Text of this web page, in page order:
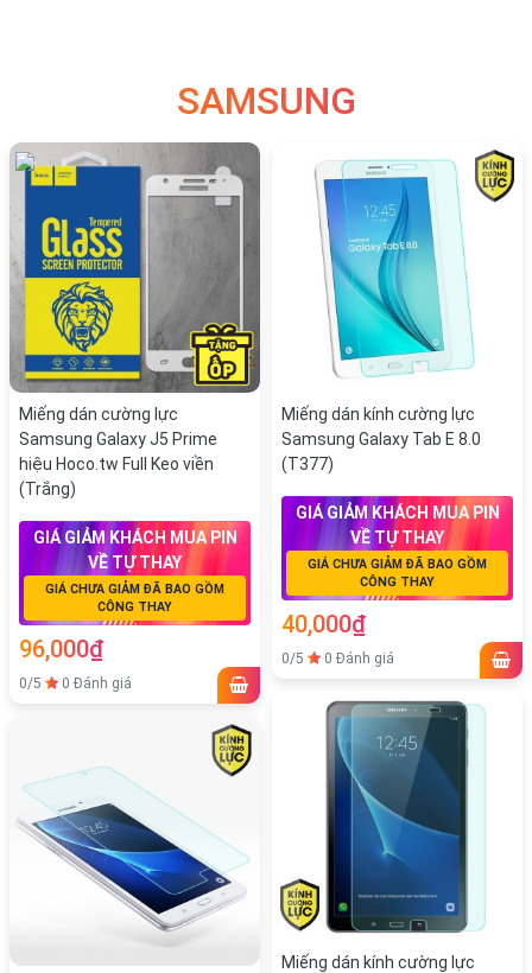
SAMSUNG
Miếng dán cường lực
Samsung Galaxy J5 Prime
hiệu Hoco.tw Full Keo viền
(Trắng)
GIÁ GIẢM KHÁCH MUA PIN
VỀ TỰ THAY
GIÁ CHƯA GIẢM ĐÃ BAO GỒM
CÔNG THAY
96,000₫
0/5 0 Đánh giá
Miếng dán kính cường lực
Samsung Galaxy Tab E 8.0
(T377)
GIÁ GIẢM KHÁCH MUA PIN
VỀ TỰ THAY
GIÁ CHƯA GIẢM ĐÃ BAO GỒM
CÔNG THAY
40,000₫
0/5 0 Đánh giá
Miếng dán kính cường lực